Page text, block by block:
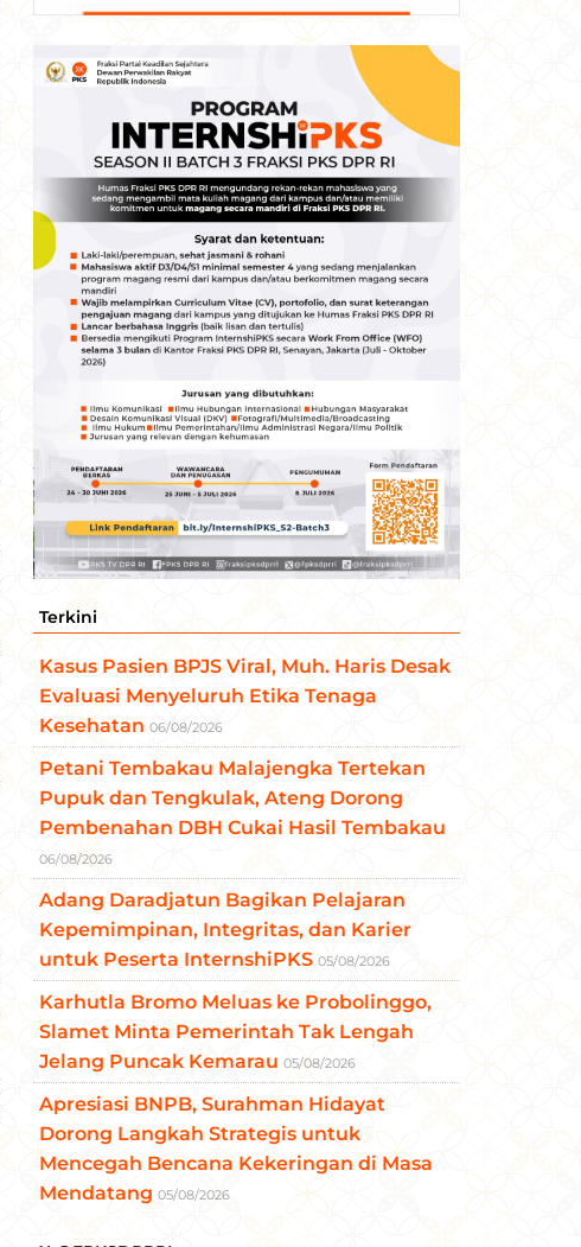
Terkini
Kasus Pasien BPJS Viral, Muh. Haris Desak
Evaluasi Menyeluruh Etika Tenaga
Kesehatan 06/08/2026
Petani Tembakau Malajengka Tertekan
Pupuk dan Tengkulak, Ateng Dorong
Pembenahan DBH Cukai Hasil Tembakau
06/08/2026
Adang Daradjatun Bagikan Pelajaran
Kepemimpinan, Integritas, dan Karier
untuk Peserta InternshiPKS 05/08/2026
Karhutla Bromo Meluas ke Probolinggo,
Slamet Minta Pemerintah Tak Lengah
Jelang Puncak Kemarau 05/08/2026
Apresiasi BNPB, Surahman Hidayat
Dorong Langkah Strategis untuk
Mencegah Bencana Kekeringan di Masa
Mendatang 05/08/2026